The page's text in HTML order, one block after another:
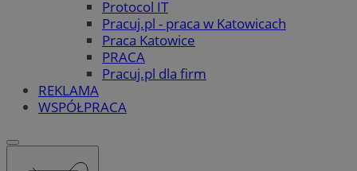
Protocol IT
Pracuj.pl - praca w Katowicach
Praca Katowice
PRACA
Pracuj.pl dla firm
REKLAMA
WSPÓŁPRACA